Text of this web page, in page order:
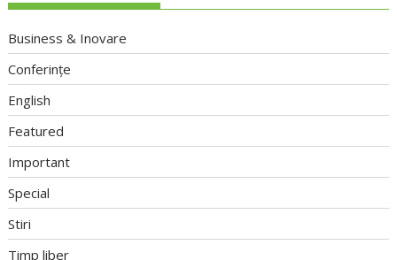
Business & Inovare
Conferințe
English
Featured
Important
Special
Stiri
Timp liber